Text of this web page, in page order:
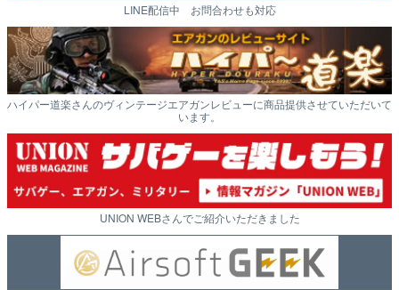
LINE配信中 お問合わせも対応
ハイパー道楽さんのヴィンテージエアガンレビューに商品提供させていただいて
います。
UNION WEBさんでご紹介いただきました